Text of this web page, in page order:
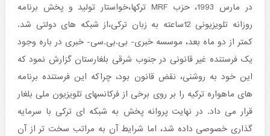
در مارس 1993، حزب MRF ترکها،خواستار تولید و پخش برنامه
روزانه تلویزیونی 12ساعته به زبان ترکی،از شبکه های دولتی شد.
کمتر از دو ماه بعد، موسسه خبری- بی.بی.سی- خبری در باره وجود
یک فرستنده غیر قانونی در جنوب شرقی بلغارستان گزارش نمود که
این خود به روشنی، نقض قانون بود، چراکه این فرستنده برنامه
های ماهواره ترکیه را بر روی برخی از فرکانسهای تلویزیون ملی بلغار
قرار می داد. در نهایت پروانه پخش به شبکه ای ترکی با سرمایه
گذاری خصوصی داده شد، اما شرایط آن به مراتب سخت تر از آن